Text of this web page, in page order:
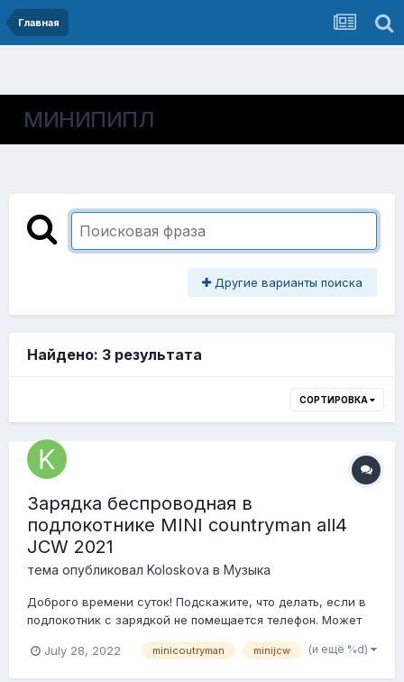
Главная
МИНИПИПЛ
Другие варианты поиска
Найдено: 3 результата
СОРТИРОВКА
Зарядка беспроводная в
подлокотнике MINI countryman all4
JCW 2021
тема опубликовал Koloskova в Музыка
Доброго времени суток! Подскажите, что делать, если в
подлокотник с зарядкой не помещается телефон. Может
хочется пользоваться зарядкой(
July 28, 2022 minicoutryman minijcw (и ещё %d)